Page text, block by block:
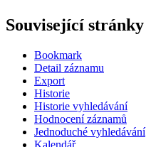
Související stránky
Bookmark
Detail záznamu
Export
Historie
Historie vyhledávání
Hodnocení záznamů
Jednoduché vyhledávání